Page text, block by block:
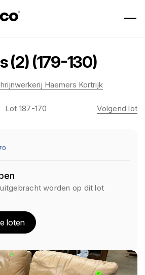
(2) (179-130)
Haemers Kortrijk
Lot 187-170 Volgend lot
worden op dit lot
loten